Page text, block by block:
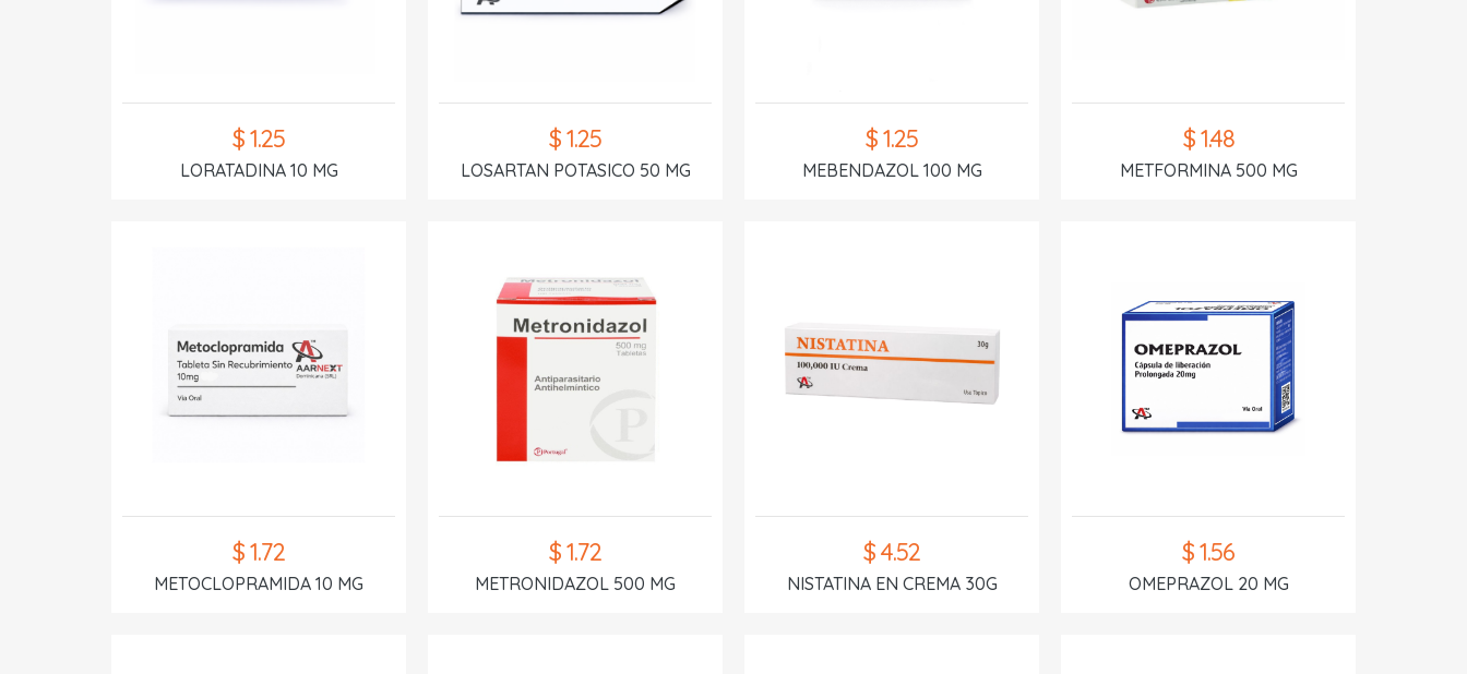
$ 1.25
LORATADINA 10 MG
$ 1.25
LOSARTAN POTASICO 50 MG
$ 1.25
MEBENDAZOL 100 MG
$ 1.48
METFORMINA 500 MG
$ 1.72
METOCLOPRAMIDA 10 MG
$ 1.72
METRONIDAZOL 500 MG
$ 4.52
NISTATINA EN CREMA 30G
$ 1.56
OMEPRAZOL 20 MG